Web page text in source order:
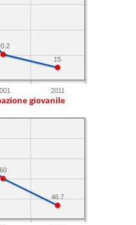
2011
15
giovanile
46.7
60